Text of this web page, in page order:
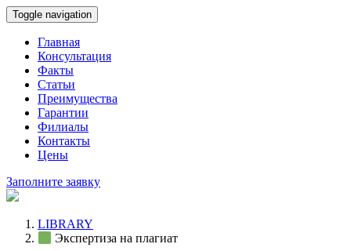
Toggle navigation
Главная
Консультация
Факты
Статьи
Преимущества
Гарантии
Филиалы
Контакты
Цены
Заполните заявку
LIBRARY
Экспертиза на плагиат